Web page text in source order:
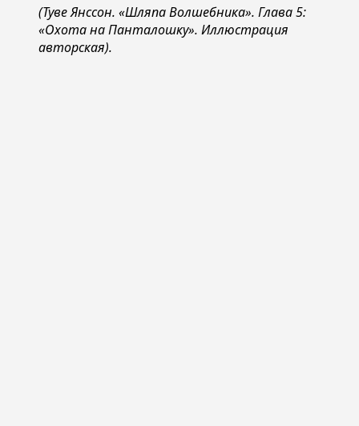
(Туве Янссон. «Шляпа Волшебника». Глава 5:
«Охота на Панталошку». Иллюстрация
авторская).